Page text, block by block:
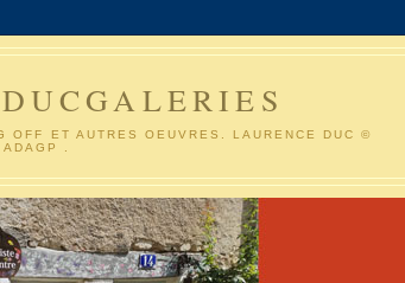
OFF ET AUTRES OEUVRES. LAURENCE DUC ©
ADAGP .